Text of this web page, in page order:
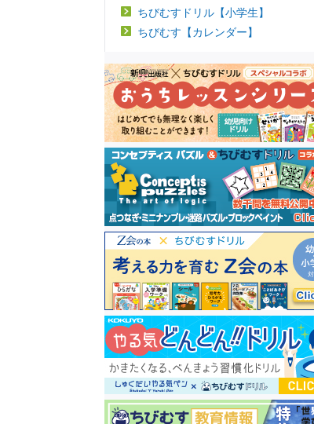
ちびむすドリル【小学生】
ちびむす【カレンダー】